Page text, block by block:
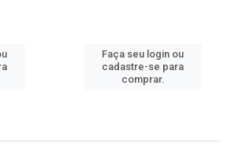
Faça seu login ou
cadastre-se para
comprar.